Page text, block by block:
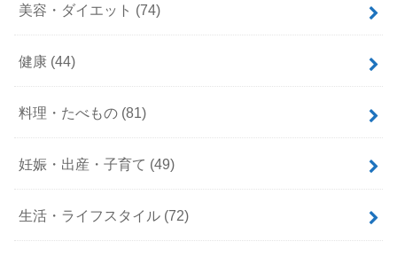
美容・ダイエット (74)
健康 (44)
料理・たべもの (81)
妊娠・出産・子育て (49)
生活・ライフスタイル (72)